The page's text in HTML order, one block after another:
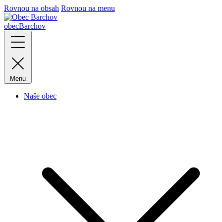
Rovnou na obsah Rovnou na menu
obecBarchov
Menu
Naše obec